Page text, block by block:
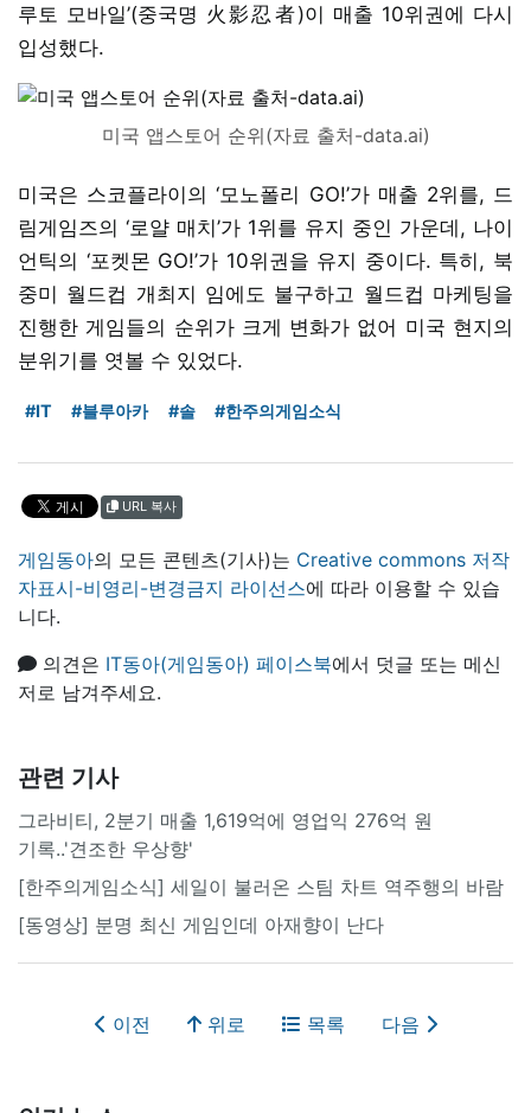
루토 모바일’(중국명 火影忍者)이 매출 10위권에 다시
입성했다.
미국 앱스토어 순위(자료 출처-data.ai)
미국은 스코플라이의 ‘모노폴리 GO!’가 매출 2위를, 드
림게임즈의 ‘로얄 매치’가 1위를 유지 중인 가운데, 나이
언틱의 ‘포켓몬 GO!’가 10위권을 유지 중이다. 특히, 북
중미 월드컵 개최지 임에도 불구하고 월드컵 마케팅을
진행한 게임들의 순위가 크게 변화가 없어 미국 현지의
분위기를 엿볼 수 있었다.
#IT #블루아카 #솔 #한주의게임소식
URL 복사
게임동아의 모든 콘텐츠(기사)는 Creative commons 저작
자표시-비영리-변경금지 라이선스에 따라 이용할 수 있습
니다.
의견은 IT동아(게임동아) 페이스북에서 덧글 또는 메신
저로 남겨주세요.
관련 기사
그라비티, 2분기 매출 1,619억에 영업익 276억 원
기록..'견조한 우상향'
[한주의게임소식] 세일이 불러온 스팀 차트 역주행의 바람
[동영상] 분명 최신 게임인데 아재향이 난다
이전 위로 목록 다음